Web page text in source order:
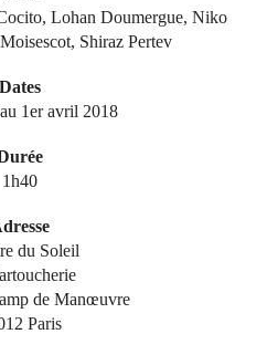
Lohan Doumergue, Niko
Shiraz Pertev
Dates
1er avril 2018
1h40
du Soleil
de Manœuvre
Paris